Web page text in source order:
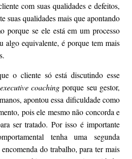
com suas qualidades e defeitos,
suas qualidades mais que apontando
porque se ele está em um processo
algo equivalente, é porque tem mais
o cliente só está discutindo esse
executive coachingporque seu gestor,
apontou essa dificuldade como
pois ele mesmo não concorda e
ser tratado. Por isso é importante
tenha uma segunda
do trabalho, para ter mais